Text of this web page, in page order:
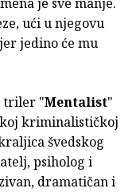
ući u njegovu
jedino će mu
triler "Mentalist"
kriminalističkoj
švedskog
psiholog i
dramatičan i